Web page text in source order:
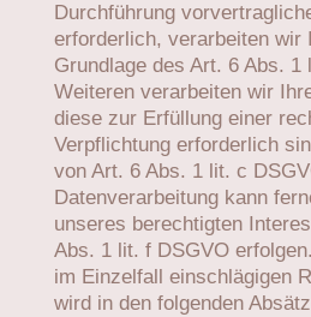
Durchführung
erforderlich, verarbeiten wir
Grundlage des Art. 6 Abs. 1
Weiteren verarbeiten wir
diese zur Erfüllung einer
Verpflichtung erforderlich
von Art. 6 Abs. 1 lit. c
Datenverarbeitung kann
unseres berechtigten
Abs. 1 lit. f DSGVO
im Einzelfall einschlägigen
wird in den folgenden